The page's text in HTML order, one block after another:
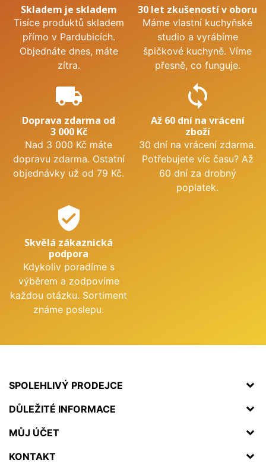
Skladem je skladem
Tisíce produktů skladem
přímo v Pardubicích.
Objednáte dnes, máte
zítra.
30 let zkušeností v oboru
Máme vlastní kuchyňské
studio a vyrábíme
špičkové kuchyně. Víme
přesně, co funguje.
local_shipping
Doprava zdarma od
3 000 Kč
Nad 3 000 Kč máte
dopravu zdarma. Ostatní
objednávky už od 79 Kč.
sync
Až 60 dní na vrácení
zboží
30 dní na vrácení zdarma.
Potřebujete víc času? Až
60 dní za drobný
poplatek.
verified_user
Skvělá zákaznická
podpora
Kdykoliv poradíme s
výběrem a zodpovíme
každou otázku. Sortiment
známe poslepu.
SPOLEHLIVÝ PRODEJCE
DŮLEŽITÉ INFORMACE
MŮJ ÚČET
KONTAKT